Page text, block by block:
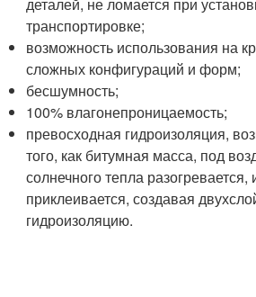
транспортировке;
возможность использования на
сложных конфигураций и форм;
бесшумность;
100% влагонепроницаемость;
превосходная гидроизоляция,
того, как битумная масса, под
солнечного тепла
приклеивается, создавая
гидроизоляцию.